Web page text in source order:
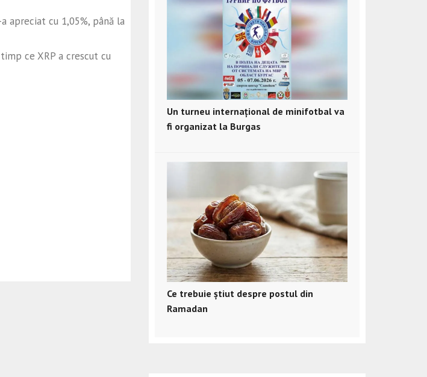
apreciat cu 1,05%, până la
ce XRP a crescut cu
Un turneu internațional de minifotbal va
fi organizat la Burgas
Ce trebuie știut despre postul din
Ramadan